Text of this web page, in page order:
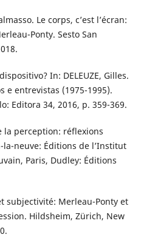
Le corps, c’est l’écran:
Ponty. Sesto San
In: DELEUZE, Gilles.
e entrevistas (1975-1995).
Editora 34, 2016, p. 359-369.
la perception: réflexions
neuve: Éditions de l’Institut
Paris, Dudley: Éditions
subjectivité: Merleau-Ponty et
Hildsheim, Zürich, New